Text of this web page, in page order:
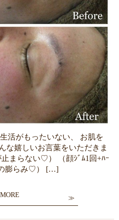
活がもったいない、 お肌を
な嬉しいお言葉をいただきま
まらない♡） （顔ｼﾞﾑ1回+ﾊｰ
膨らみ♡） […]
MORE